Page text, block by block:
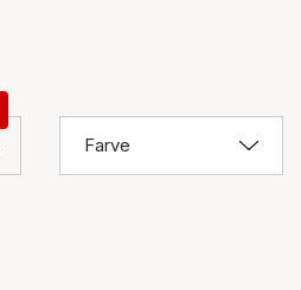
Farve